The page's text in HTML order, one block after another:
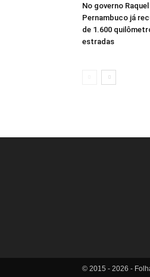
No governo Raquel
Pernambuco já
de 1.600
estradas
© 2015 - 2026 -